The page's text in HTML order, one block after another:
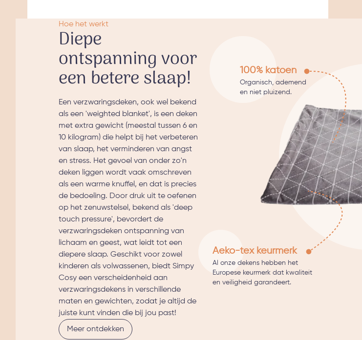
Hoe het werkt
Diepe
ontspanning voor
een betere slaap!
Een verzwaringsdeken, ook wel bekend
als een 'weighted blanket', is een deken
met extra gewicht (meestal tussen 6 en
10 kilogram) die helpt bij het verbeteren
van slaap, het verminderen van angst
en stress. Het gevoel van onder zo'n
deken liggen wordt vaak omschreven
als een warme knuffel, en dat is precies
de bedoeling. Door druk uit te oefenen
op het zenuwstelsel, bekend als 'deep
touch pressure', bevordert de
verzwaringsdeken ontspanning van
lichaam en geest, wat leidt tot een
diepere slaap. Geschikt voor zowel
kinderen als volwassenen, biedt Simpy
Cosy een verscheidenheid aan
verzwaringsdekens in verschillende
maten en gewichten, zodat je altijd de
juiste kunt vinden die bij jou past!
Meer ontdekken
100% katoen
Organisch, ademend
en niet pluizend.
Aeko-tex keurmerk
Al onze dekens hebben het
Europese keurmerk dat kwaliteit
en veiligheid garandeert.